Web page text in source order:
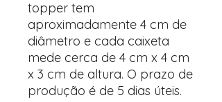
topper tem
aproximadamente 4 cm de
diâmetro e cada caixeta
mede cerca de 4 cm x 4 cm
x 3 cm de altura. O prazo de
produção é de 5 dias úteis.